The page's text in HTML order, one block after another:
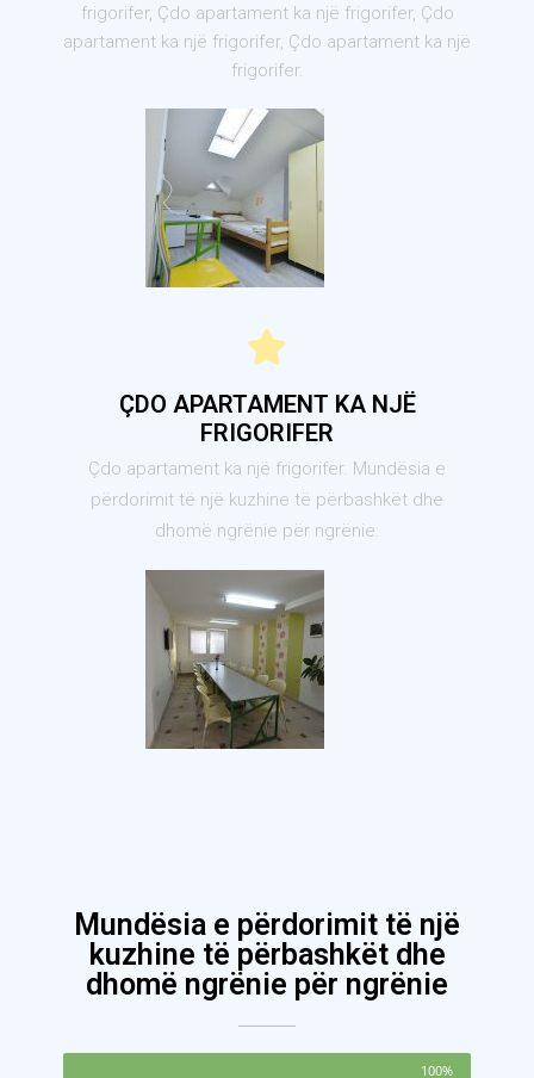
frigorifer, Çdo apartament ka një frigorifer, Çdo
apartament ka një frigorifer, Çdo apartament ka një
frigorifer.
ÇDO APARTAMENT KA NJË
FRIGORIFER
Çdo apartament ka një frigorifer. Mundësia e
përdorimit të një kuzhine të përbashkët dhe
dhomë ngrënie për ngrënie.
Mundësia e përdorimit të një
kuzhine të përbashkët dhe
dhomë ngrënie për ngrënie
100%